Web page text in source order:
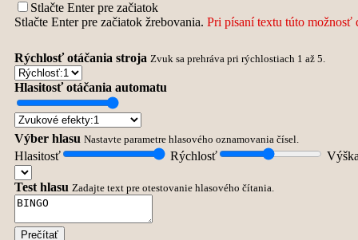
Stlačte Enter pre začiatok
Stlačte Enter pre začiatok žrebovania. Pri písaní textu túto možnosť
Rýchlosť otáčania stroja Zvuk sa prehráva pri rýchlostiach 1 až 5.
Hlasitosť otáčania automatu
Výber hlasu Nastavte parametre hlasového oznamovania čísel.
Hlasitosť Rýchlosť
Test hlasu Zadajte text pre otestovanie hlasového čítania.
Prečítať